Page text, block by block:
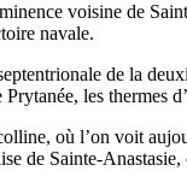
voisine de
navale.
de la
les thermes
où l’on voit
de Sainte-Anastasie,